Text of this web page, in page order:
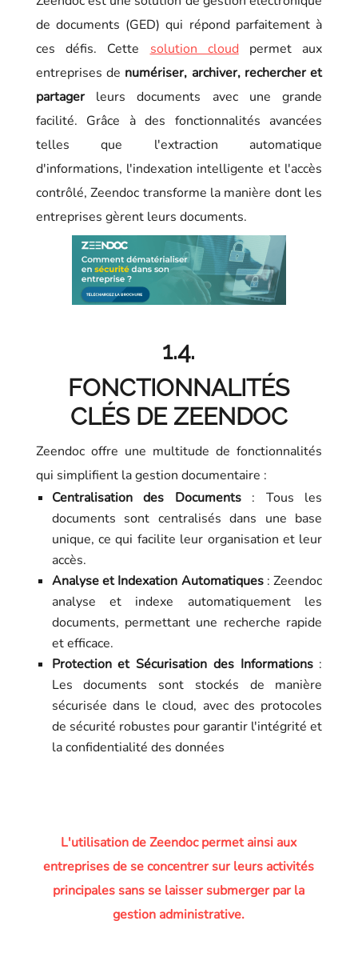
de documents (GED) qui répond parfaitement à
ces défis. Cette solution cloudpermet aux
entreprises de numériser, archiver, rechercher et
partagerleurs documents avec une grande
facilité. Grâce à des fonctionnalités avancées
telles que l'extraction automatique
d'informations, l'indexation intelligente et l'accès
contrôlé, Zeendoc transforme la manière dont les
entreprises gèrent leurs documents.
1.4.
FONCTIONNALITÉS
CLÉS DE ZEENDOC
Zeendoc offre une multitude de fonctionnalités
qui simplifient la gestion documentaire :
Centralisation des Documents: Tous les
documents sont centralisés dans une base
unique, ce qui facilite leur organisation et leur
accès.
Analyse et Indexation Automatiques: Zeendoc
analyse et indexe automatiquement les
documents, permettant une recherche rapide
et efficace.
Protection et Sécurisation des Informations:
Les documents sont stockés de manière
sécurisée dans le cloud, avec des protocoles
de sécurité robustes pour garantir l'intégrité et
la confidentialité des données
L'utilisation de Zeendoc permet ainsi aux
entreprises de se concentrer sur leurs activités
principales sans se laisser submerger par la
gestion administrative.